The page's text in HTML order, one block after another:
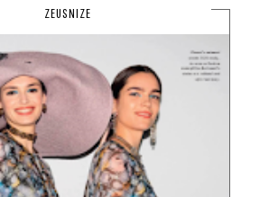
ZEUSNIZE